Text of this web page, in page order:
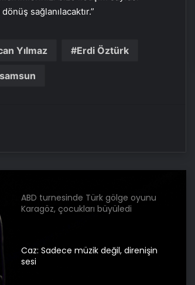
sağlanılacaktır.”
Yılmaz Erdi Öztürk
dolara satıldı
taşındığı evde can verdi!
ABD turnesinde Türk gölge oyunu
Karagöz, çocukları büyüledi
Caz: Sadece müzik değil, direnişin
sesi